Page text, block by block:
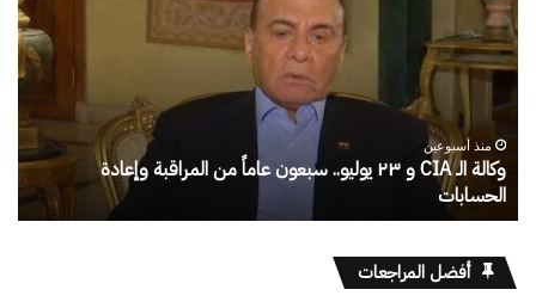
والضربة
القاضية
منذ يوم واحد
الحرب حربين والضربة القاضية (٣)
أفضل المراجعات